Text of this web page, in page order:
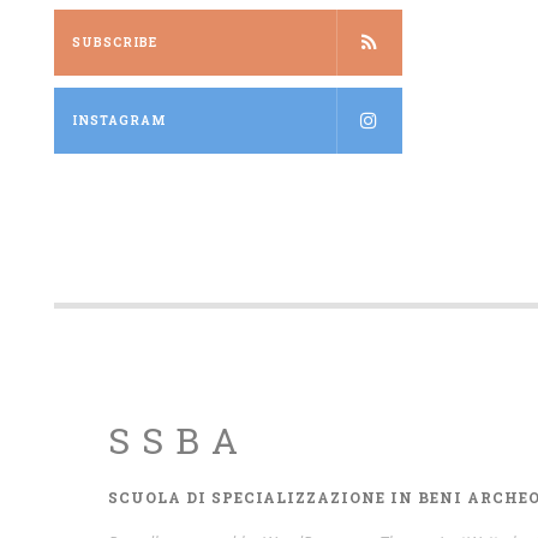
SUBSCRIBE
INSTAGRAM
SSBA
SCUOLA DI SPECIALIZZAZIONE IN BENI